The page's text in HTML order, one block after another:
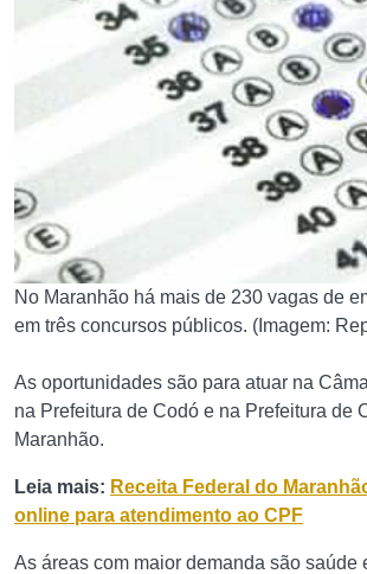
No Maranhão há mais de 230 vagas de
em três concursos públicos. (Imagem:
As oportunidades são para atuar na
na Prefeitura de Codó e na Prefeitura de
Maranhão.
Leia mais: Receita Federal do
online para atendimento ao CPF
As áreas com maior demanda são saúde